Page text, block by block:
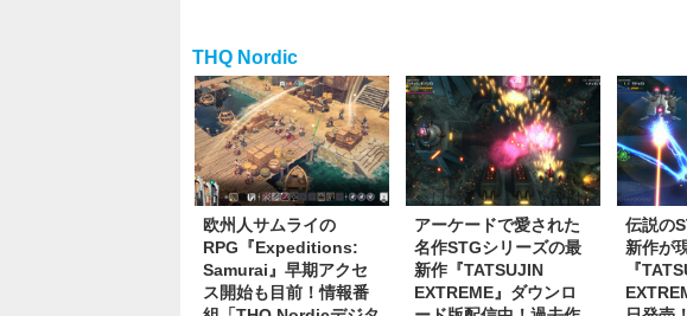
THQ Nordic
欧州人サムライの
RPG『Expeditions:
Samurai』早期アクセ
ス開始も目前！情報番
アーケードで愛された
名作STGシリーズの最
新作『TATSUJIN
EXTREME』ダウンロ
伝説の
新作が
『